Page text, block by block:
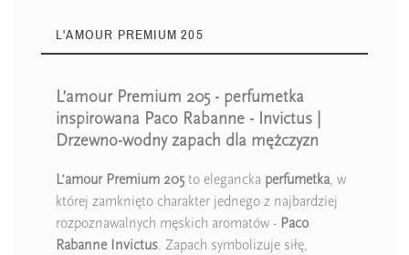
L'AMOUR PREMIUM 205
L’amour Premium 205 - perfumetka
inspirowana Paco Rabanne - Invictus |
Drzewno-wodny zapach dla mężczyzn
L’amour Premium 205 to elegancka perfumetka, w
której zamknięto charakter jednego z najbardziej
rozpoznawalnych męskich aromatów - Paco
Rabanne Invictus. Zapach symbolizuje siłę,